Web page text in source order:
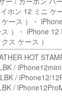
ホン 12 ミニ ケ
ケース ）・
）・ iPhone
ス ケース ）
HOT
/
/ iPhone12/
/